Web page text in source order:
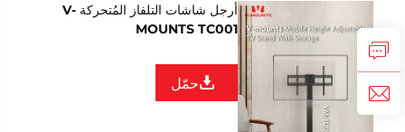
أرجل شاشات التلفاز المُتحركة V-
MOUNTS TC001
حمّل